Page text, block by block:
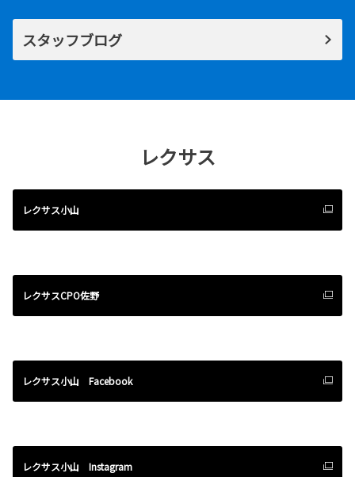
スタッフブログ
レクサス
レクサス小山
レクサスCPO佐野
レクサス小山 Facebook
レクサス小山 Instagram